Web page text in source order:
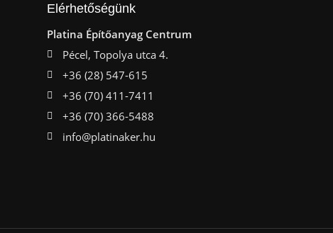
Elérhetőségünk
Platina Építőanyag Centrum
Pécel, Topolya utca 4.
+36 (28) 547-615
+36 (70) 411-7411
+36 (70) 366-5488
info@platinaker.hu